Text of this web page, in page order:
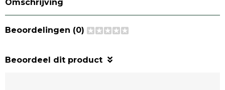
Omschrijving
Beoordelingen (0)
Beoordeel dit product